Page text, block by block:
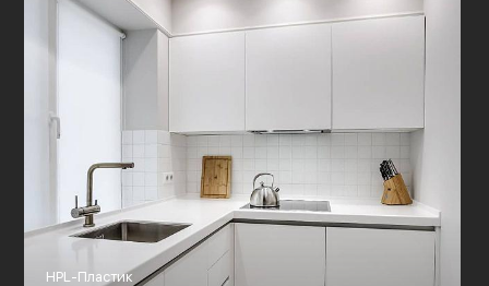
HPL-Пластик